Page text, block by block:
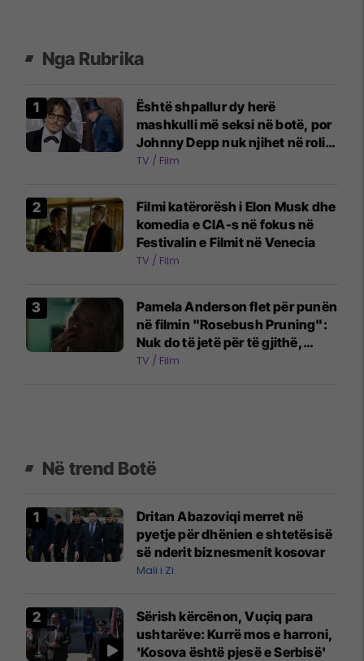
Nga Rubrika
Është shpallur dy herë
mashkulli më seksi në botë, por
Johnny Depp nuk njihet në rolin
e fundit
TV / Film
Filmi katërorësh i Elon Musk dhe
komedia e CIA-s në fokus në
Festivalin e Filmit në Venecia
TV / Film
Pamela Anderson flet për punën
në filmin "Rosebush Pruning":
Nuk do të jetë për të gjithë,
leximi në kopsht më pastron
TV / Film
Në trend Botë
Dritan Abazoviqi merret në
pyetje për dhënien e shtetësisë
së nderit biznesmenit kosovar
Mali i Zi
Sërish kërcënon, Vuçiq para
ushtarëve: Kurrë mos e harroni,
'Kosova është pjesë e Serbisë'